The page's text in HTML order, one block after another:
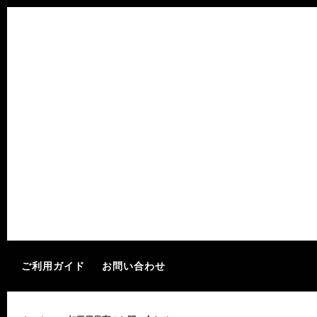
ご利用ガイド お問い合わせ